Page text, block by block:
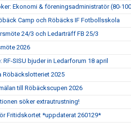
Ekonomi & föreningsadministratör (80-
Camp och Röbäcks IF Fotbollsskola
24/3 och Ledarträff FB 25/3
2026
RF-SISU bjuder in Ledarforum 18 april
Röbäckslotteriet 2025
till Röbäckscupen 2026
söker extrautrustning!
Fritidskortet *uppdaterat 260129*